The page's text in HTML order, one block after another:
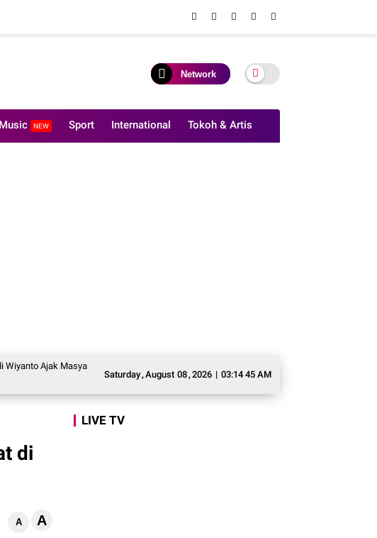
Network
Music NEW Sport International Tokoh & Artis
Saturday,August 08,2026 | 03:14 46 AM
Masyarakat Awasi Program Makan Bergizi Gratis agar Tepat Sasaran
di
A A
LIVE TV